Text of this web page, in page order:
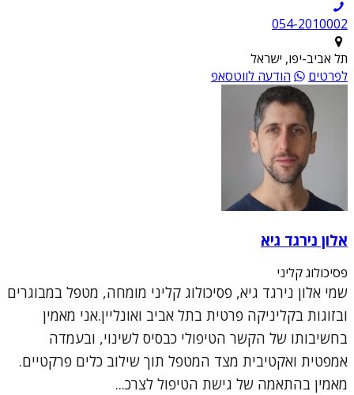
054-2010002
תל אביב-יפו, ישראל
לפרטים
הודעה לווטסאפ
אלון נירגד גיא
פסיכולוג קליני
שמי אלון נירגד גיא, פסיכולוג קליני מומחה, מטפל במבוגרים
ובזוגות בקליניקה פרטית בתל אביב ואונליין.אני מאמין
בחשיבותו של הקשר הטיפולי כבסיס לשינוי, ובעמדה
אמפטית ואקטיבית מצד המטפל תוך שילוב כלים פרקטיים.
מאמין בהתאמה של גישת הטיפול לצרכ...